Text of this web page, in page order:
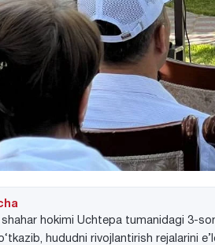
shahar hokimi Uchtepa tumanidagi 3-
hududni rivojlantirish rejalarini